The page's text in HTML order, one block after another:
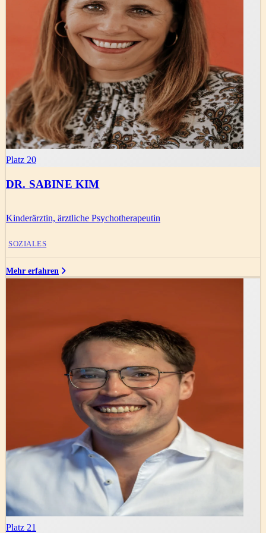
Platz 20
DR. SABINE KIM
Kinderärztin, ärztliche Psychotherapeutin
SOZIALES
Mehr erfahren
Platz 21